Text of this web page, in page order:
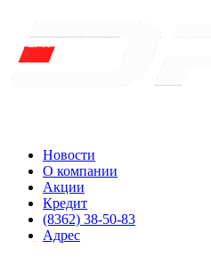
Новости
О компании
Акции
Кредит
(8362) 38-50-83
Адрес